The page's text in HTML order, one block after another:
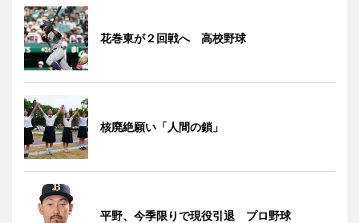
花巻東が２回戦へ 高校野球
核廃絶願い「人間の鎖」
平野、今季限りで現役引退 プロ野球